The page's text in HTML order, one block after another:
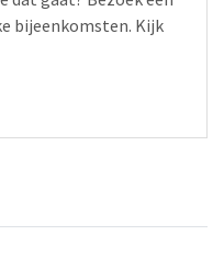
bijeenkomsten. Kijk